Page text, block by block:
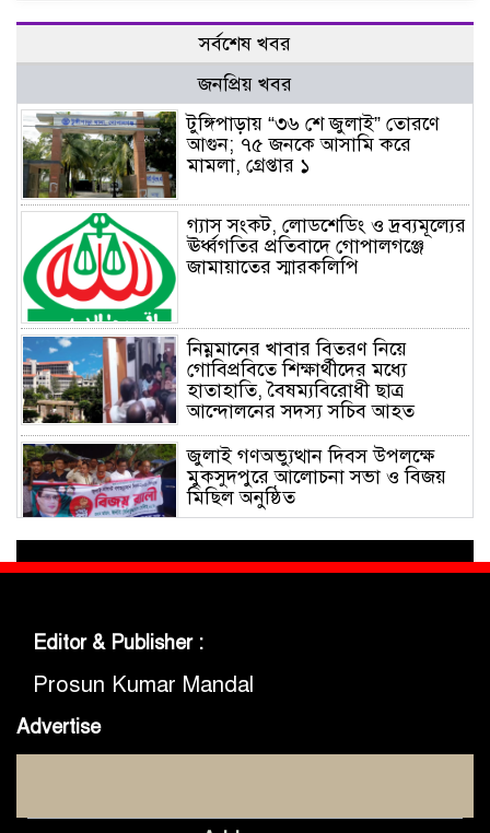
সর্বশেষ খবর
জনপ্রিয় খবর
টুঙ্গিপাড়ায় “৩৬ শে জুলাই” তোরণে
আগুন; ৭৫ জনকে আসামি করে
মামলা, গ্রেপ্তার ১
গ্যাস সংকট, লোডশেডিং ও দ্রব্যমূল্যের
ঊর্ধ্বগতির প্রতিবাদে গোপালগঞ্জে
জামায়াতের স্মারকলিপি
নিম্নমানের খাবার বিতরণ নিয়ে
গোবিপ্রবিতে শিক্ষার্থীদের মধ্যে
হাতাহাতি, বৈষম্যবিরোধী ছাত্র
আন্দোলনের সদস্য সচিব আহত
জুলাই গণঅভ্যুত্থান দিবস উপলক্ষে
মুকসুদপুরে আলোচনা সভা ও বিজয়
মিছিল অনুষ্ঠিত
গোবিপ্রবিতে জুলাই গণঅভ্যুত্থান দিবস
উদযাপন
নিষিদ্ধ চায়না দুয়ারী জাল জব্দ, আগুনে
ধ্বংস
মুকসুদপুরে ‘রক্তাক্ত জুলাই’ শীর্ষক
Editor & Publisher :
Prosun Kumar Mandal
Advertise